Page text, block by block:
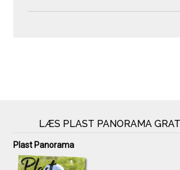
LÆS PLAST PANORAMA
Plast Panorama